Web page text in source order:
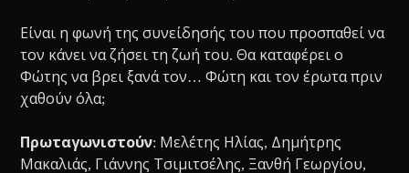
Είναι η φωνή της συνείδησής του που προσπαθεί να
τον κάνει να ζήσει τη ζωή του. Θα καταφέρει ο
Φώτης να βρει ξανά τον… Φώτη και τον έρωτα πριν
χαθούν όλα;
Πρωταγωνιστούν: Μελέτης Ηλίας, Δημήτρης
Μακαλιάς, Γιάννης Τσιμιτσέλης, Ξανθή Γεωργίου,